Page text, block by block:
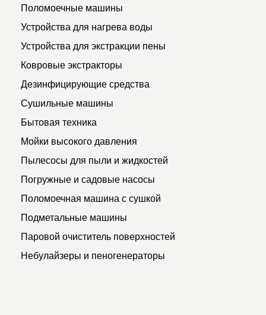
Поломоечные машины
Устройства для нагрева воды
Устройства для экстракции пены
Ковровые экстракторы
Дезинфицирующие средства
Сушильные машины
Бытовая техника
Мойки высокого давления
Пылесосы для пыли и жидкостей
Погружные и садовые насосы
Поломоечная машина с сушкой
Подметальные машины
Паровой очиститель поверхностей
Небулайзеры и пеногенераторы